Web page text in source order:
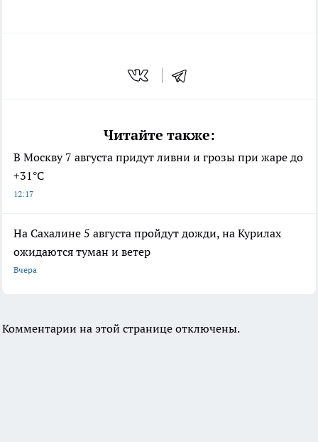
Читайте также:
В Москву 7 августа придут ливни и грозы при жаре до
+31°C
12:17
На Сахалине 5 августа пройдут дожди, на Курилах
ожидаются туман и ветер
Вчера
Комментарии на этой странице отключены.